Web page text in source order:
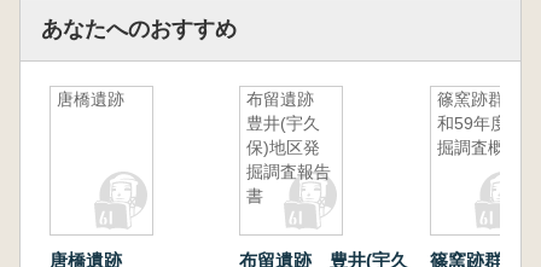
あなたへのおすすめ
唐橋遺跡
唐橋遺跡
布留遺跡
豊井(宇久
保)地区発
掘調査報告
書
布留遺跡 豊井(宇久
篠窯跡群昭
和59年度発
掘調査概要
篠窯跡群昭